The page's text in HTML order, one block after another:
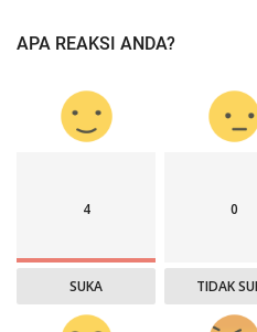
APA REAKSI ANDA?
4
SUKA
0
TIDAK